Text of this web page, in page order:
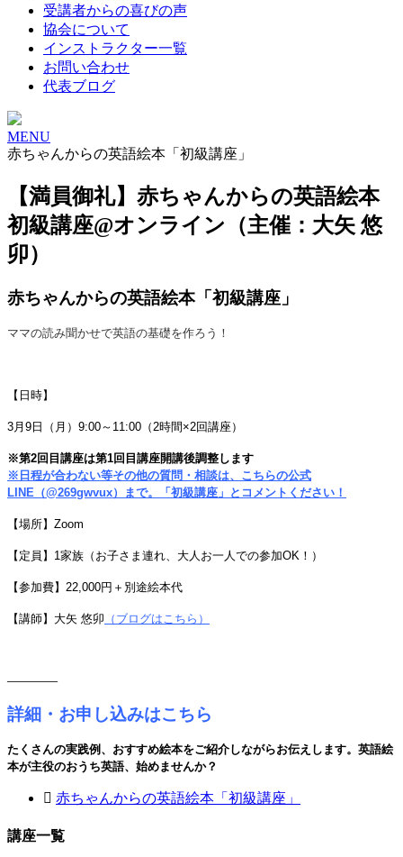
受講者からの喜びの声
協会について
インストラクター一覧
お問い合わせ
代表ブログ
MENU
赤ちゃんからの英語絵本「初級講座」
【満員御礼】赤ちゃんからの英語絵本
初級講座@オンライン（主催：大矢 悠
卯）
赤ちゃんからの英語絵本「初級講座」
ママの読み聞かせで英語の基礎を作ろう！
【日時】
3月9日（月）9:00～11:00（2時間×2回講座）
※第2回目講座は第1回目講座開講後調整します
※日程が合わない等その他の質問・相談は、こちらの公式
LINE（@269gwvux）まで。「初級講座」とコメントください！
【場所】Zoom
【定員】1家族（お子さま連れ、大人お一人での参加OK！）
【参加費】 22,000円＋別途絵本代
【講師】大矢 悠卯 （ブログはこちら）
———–
詳細・お申し込みはこちら
たくさんの実践例、おすすめ絵本をご紹介しながらお伝えします。英語絵
本が主役のおうち英語、始めませんか？
赤ちゃんからの英語絵本「初級講座」
講座一覧